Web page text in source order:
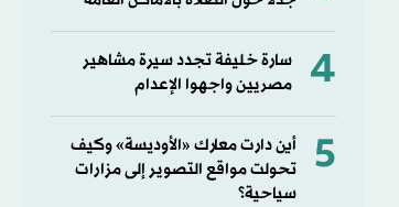
4
سارة خليفة تجدد سيرة مشاهير
مصريين واجهوا الإعدام
5
أين دارت معارك «الأوديسة» وكيف
تحولت مواقع التصوير إلى مزارات
سياحية؟